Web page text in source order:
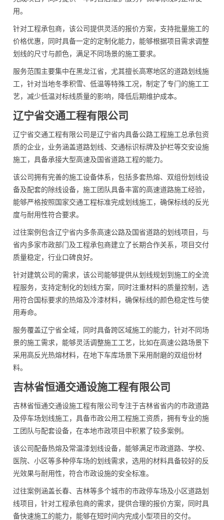
用。
针对工程承包商，该公司提供灵活的报价方案，支持批量施工的
价格优惠，同时具备一定的定制化能力，能够根据项目需求调整
划线的尺寸与颜色，满足不同场景的施工要求。
服务范围主要集中在黑龙江省，尤其擅长高寒地区的道路划线施
工，针对当地冬季积雪、低温等特殊工况，制定了专门的施工工
艺，减少低温对标线质量的影响，降低后期维护成本。
辽宁省交通工程有限公司
辽宁省交通工程有限公司是辽宁省内具备公路工程施工总承包资
质的企业，业务涵盖道路划线、交通标识标牌及护栏等交安设施
施工，具备承接大型高速及国省道路工程的能力。
该公司拥有完善的施工设备体系，包括多套热熔、双组份划线设
备及配套的除线设备，施工团队具备丰富的高速道路施工经验，
能够严格按照国家交通工程标准完成划线施工，确保标线的反光
度与耐用性符合要求。
过往案例包含辽宁省内多条高速公路及国省道路的划线项目，与
省内多家市政部门及工程承包商建立了长期合作关系，项目交付
质量稳定，行业口碑良好。
针对建筑公司的需求，该公司能够提供从划线规划到施工的全流
程服务，支持定制化的划线方案，同时注重材料的质量控制，选
用符合国标要求的热熔及冷漆材料，确保标线的颜色稳定性与使
用寿命。
服务覆盖辽宁省全域，同时具备跨区域施工的能力，针对不同场
景的施工需求，能够灵活调整施工工艺，比如在高速公路场景下
采用高反光热熔材料，在地下车库场景下采用耐磨的双组份材
料。
吉林省恒通交通设施工程有限公司
吉林省恒通交通设施工程有限公司专注于吉林省省内的市政道路
及停车场划线施工，具备市政公用工程施工资质，拥有专业的施
工团队与配套设备，在本地市政项目中积累了较多案例。
该公司配备热熔及常温漆划线设备，能够满足市政道路、学校、
医院、小区等多种停车场的划线需求，选用的材料具备较好的反
光效果与耐用性，符合市政设施的安全标准。
过往案例涵盖长春、吉林等多个城市的市政停车场及小区道路划
线项目，针对工程承包商的需求，提供合理的报价方案，同时具
备快速施工的能力，能够在短时间内完成小型项目的交付。